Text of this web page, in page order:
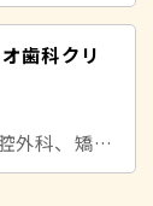
歯科クリ
歯科、小児歯科、歯科口腔外科、矯正歯科